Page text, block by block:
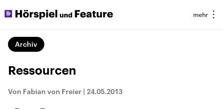
Archiv
Ressourcen
Von Fabian von Freier | 24.05.2013